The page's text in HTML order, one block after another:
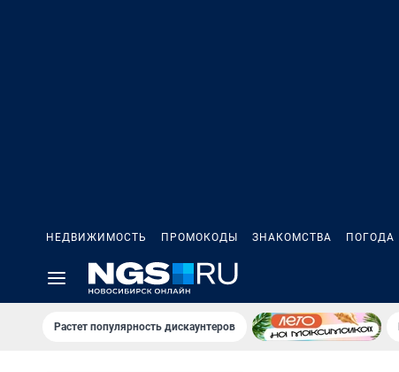
НЕДВИЖИМОСТЬ ПРОМОКОДЫ ЗНАКОМСТВА ПОГОДА
Растет популярность дискаунтеров